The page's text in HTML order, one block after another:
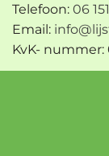
Telefoon: 06
Email:
KvK- nummer: